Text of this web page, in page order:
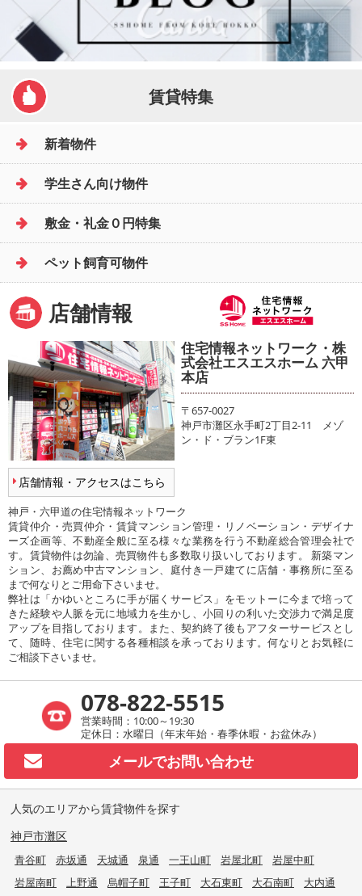
賃貸特集
新着物件
学生さん向け物件
敷金・礼金０円特集
ペット飼育可物件
店舗情報
店舗情報・アクセスはこちら
住宅情報ネットワーク・株
式会社エスエスホーム 六甲
本店
〒657-0027
神戸市灘区永手町2丁目2-11 メゾ
ン・ド・ブラン1F東
神戸・六甲道の住宅情報ネットワーク
賃貸仲介・売買仲介・賃貸マンション管理・リノベーション・デザイナ
ーズ企画等、不動産全般に至る様々な業務を行う不動産総合管理会社で
す。賃貸物件は勿論、売買物件も多数取り扱いしております。 新築マン
ション、お薦め中古マンション、庭付き一戸建てに店舗・事務所に至る
まで何なりとご用命下さいませ。
弊社は「かゆいところに手が届くサービス」をモットーに今まで培って
きた経験や人脈を元に地域力を生かし、小回りの利いた交渉力で満足度
アップを目指しております。また、契約終了後もアフターサービスとし
て、随時、住宅に関する各種相談を承っております。何なりとお気軽に
ご相談下さいませ。
078-822-5515
営業時間：10:00～19:30
定休日：水曜日（年末年始・春季休暇・お盆休み）
メールでお問い合わせ
人気のエリアから賃貸物件を探す
神戸市灘区
青谷町 赤坂通 天城通 泉通 一王山町 岩屋北町
岩屋中町
岩屋南町
上野通 烏帽子町 王子町 大石東町 大石南町
大内通